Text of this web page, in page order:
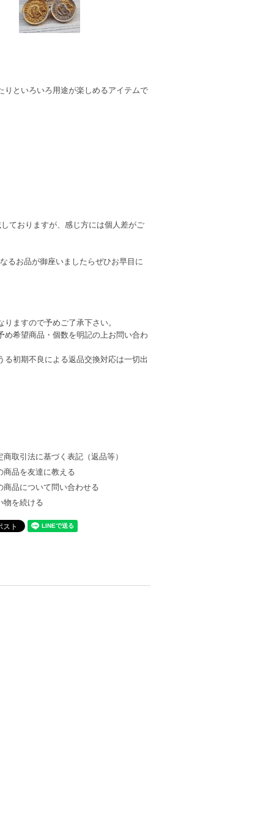
りといろいろ用途が楽しめるアイテムで
ておりますが、感じ方には個人差がご
るお品が御座いましたらぜひお早目に
ますので予めご了承下さい。
希望商品・個数を明記の上お問い合わ
初期不良による返品交換対応は一切出
商取引法に基づく表記（返品等）
商品を友達に教える
商品について問い合わせる
物を続ける